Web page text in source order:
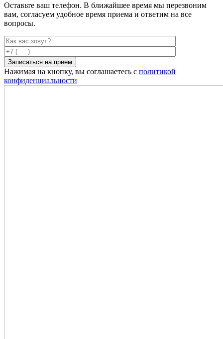
Оставьте ваш телефон. В ближайшее время мы перезвоним
вам, согласуем удобное время приема и ответим на все
вопросы.
Нажимая на кнопку, вы соглашаетесь с политикой
конфиденциальности